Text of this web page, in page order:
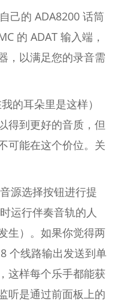
己的 ADA8200 话筒
的 ADAT 输入端，
，以满足您的录音需
的耳朵里是这样）
得到更好的音质，但
可能在这个价位。关
源选择按钮进行提
运行伴奏音轨的人
生）。如果你觉得两
个线路输出发送到单
这样每个乐手都能获
听是通过前面板上的